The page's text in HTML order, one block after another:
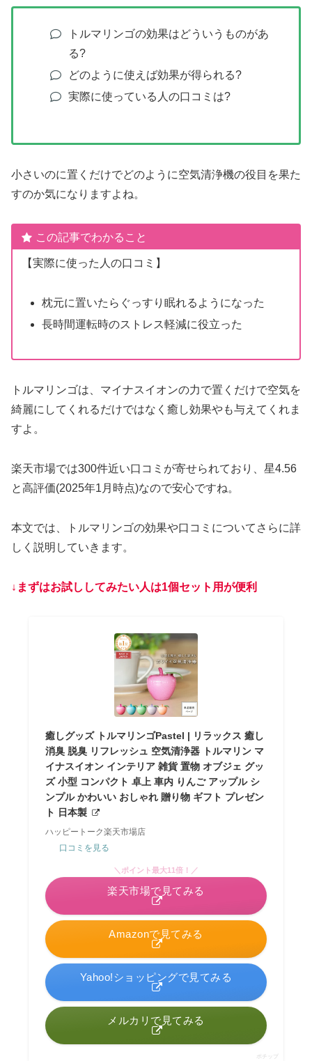
トルマリンゴの効果はどういうものがあ
る?
どのように使えば効果が得られる?
実際に使っている人の口コミは?
小さいのに置くだけでどのように空気清浄機の役目を果た
すのか気になりますよね。
この記事でわかること
【実際に使った人の口コミ】
枕元に置いたらぐっすり眠れるようになった
長時間運転時のストレス軽減に役立った
トルマリンゴは、マイナスイオンの力で置くだけで空気を
綺麗にしてくれるだけではなく癒し効果やも与えてくれま
すよ。
楽天市場では300件近い口コミが寄せられており、星4.56
と高評価(2025年1月時点)なので安心ですね。
本文では、トルマリンゴの効果や口コミについてさらに詳
しく説明していきます。
↓まずはお試ししてみたい人は1個セット用が便利
癒しグッズ トルマリンゴPastel | リラックス 癒し
消臭 脱臭 リフレッシュ 空気清浄器 トルマリン マ
イナスイオン インテリア 雑貨 置物 オブジェ グッ
ズ 小型 コンパクト 卓上 車内 りんご アップル シ
ンプル かわいい おしゃれ 贈り物 ギフト プレゼン
ト 日本製
ハッピートーク楽天市場店
口コミを見る
Amazonで見てみる
＼ポイント最大11倍！／
楽天市場で見てみる
Yahoo!ショッピングで見てみる
メルカリで見てみる
ポチップ